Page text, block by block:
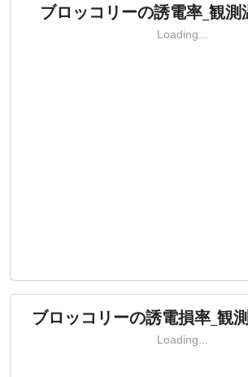
ブロッコリーの誘電率_観
Loading...
ブロッコリーの誘電損率_観
Loading...